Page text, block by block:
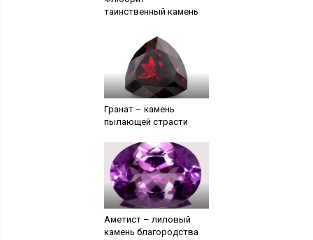
таинственный камень
Гранат – камень
пылающей страсти
Аметист – лиловый
камень благородства